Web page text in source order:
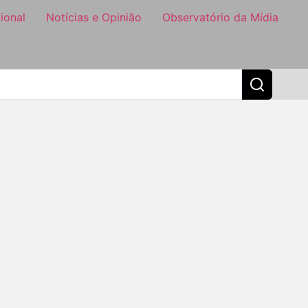
Notícias e Opinião Observatório da Mídia